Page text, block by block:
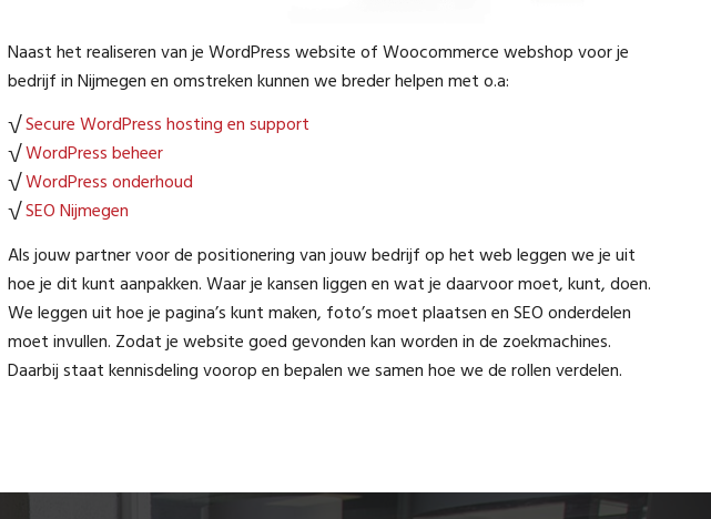
Naast het realiseren van je WordPress website of Woocommerce webshop voor je
bedrijf in Nijmegen en omstreken kunnen we breder helpen met o.a:
√Secure WordPress hosting en support
√WordPress beheer
√WordPress onderhoud
√SEO Nijmegen
Als jouw partner voor de positionering van jouw bedrijf op het web leggen we je uit
hoe je dit kunt aanpakken. Waar je kansen liggen en wat je daarvoor moet, kunt, doen.
We leggen uit hoe je pagina’s kunt maken, foto’s moet plaatsen en SEO onderdelen
moet invullen. Zodat je website goed gevonden kan worden in de zoekmachines.
Daarbij staat kennisdeling voorop en bepalen we samen hoe we de rollen verdelen.